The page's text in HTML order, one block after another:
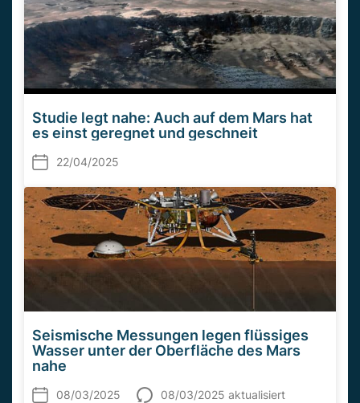
Studie legt nahe: Auch auf dem Mars hat
es einst geregnet und geschneit
22/04/2025
Seismische Messungen legen flüssiges
Wasser unter der Oberfläche des Mars
nahe
08/03/2025 08/03/2025 aktualisiert